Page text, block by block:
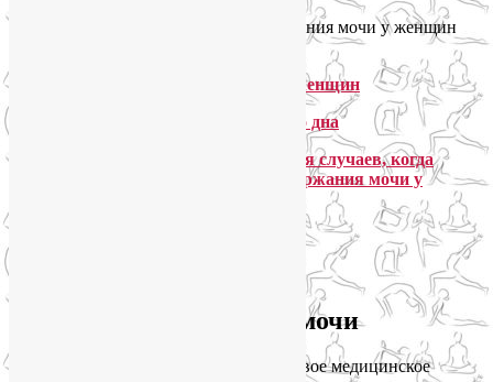
Йога в лечении недержания мочи у женщин
Йога для укрепления мышц тазового дна
Мои рекомендации практике йоги для случаев, когда
необходимо лечение стрессового недержания мочи у
Стрессовое недержание мочи
Так что совсем не удивительно, что новое медицинское